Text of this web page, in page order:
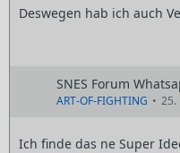
Deswegen hab ich auch
SNES Forum
ART-OF-FIGHTING 25.
Ich finde das ne Super